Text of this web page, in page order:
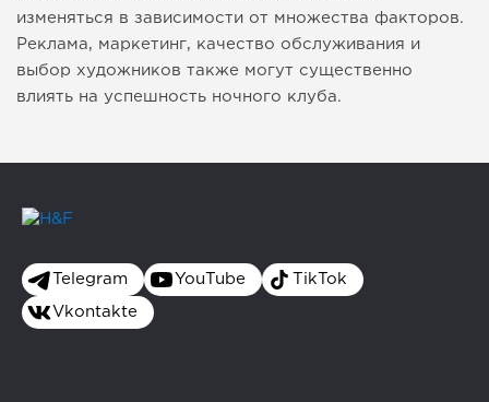
изменяться в зависимости от множества факторов.
Реклама, маркетинг, качество обслуживания и
выбор художников также могут существенно
влиять на успешность ночного клуба.
Telegram YouTube TikTok
Vkontakte